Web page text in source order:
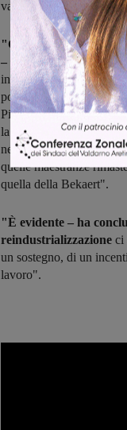
valutazioni in merito".
– c'è la questione delle
individuali e
polo toscano
Piombino noi possiamo
la sottosegretaria Todde
nella prospettiva che il
quelle maestranze
quella della Bekaert".
"È evidente – ha
reindustrializzazione ci
un sostegno, di un
lavoro".